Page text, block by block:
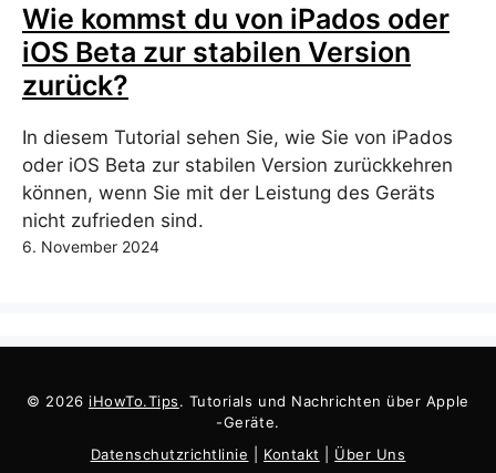
Wie kommst du von iPados oder
iOS Beta zur stabilen Version
zurück?
In diesem Tutorial sehen Sie, wie Sie von iPados
oder iOS Beta zur stabilen Version zurückkehren
können, wenn Sie mit der Leistung des Geräts
nicht zufrieden sind.
6. November 2024
© 2026 iHowTo.Tips. Tutorials und Nachrichten über Apple
-Geräte.
Datenschutzrichtlinie
Kontakt Über Uns